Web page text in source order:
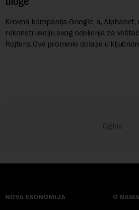
Krovna kompanija Google-a, Alphabet,
rekonstrukciju svog odeljenja za
Rojters. Ove promene dolaze u
NOVA EKONOMIJA O NAMA